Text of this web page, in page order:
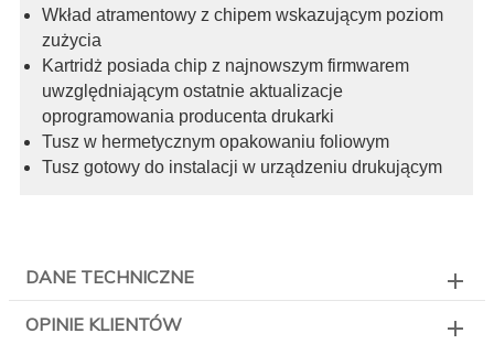
Wkład atramentowy z chipem wskazującym poziom
zużycia
Kartridż posiada chip z najnowszym firmwarem
uwzględniającym ostatnie aktualizacje
oprogramowania producenta drukarki
Tusz w hermetycznym opakowaniu foliowym
Tusz gotowy do instalacji w urządzeniu drukującym
DANE TECHNICZNE
OPINIE KLIENTÓW